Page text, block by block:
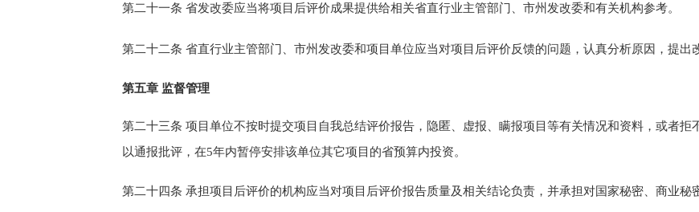
第二十一条 省发改委应当将项目后评价成果提供给相关省直行业主管部门、市州发改委和有关机构参考。
第二十二条 省直行业主管部门、市州发改委和项目单位应当对项目后评价反馈的问题，认真分析原因，提出
第五章 监督管理
第二十三条 项目单位不按时提交项目自我总结评价报告，隐匿、虚报、瞒报项目 等有关情况和资料，或者拒
以通报批评 ， 在5年内暂停安排该单位其它项目的省预算内投资。
第二十四条 承担项目后评价的机构应当对项目后评价报告质量及相关结论负责，并承担对国家秘密、商业秘